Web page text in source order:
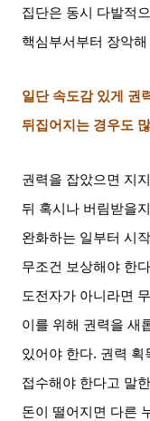
집단은 동시 다발적
핵심부서부터 장악
일단 속도감 있게 권
뒤집어지는 경우도 많
권력을 잡았으면 지
뒤 혹시나 버림받을
완화하는 일부터 시
무조건 보상해야 한다
도전자가 아니라면
이를 위해 권력을 새
있어야 한다. 권력 획
접수해야 한다고 말
돈이 떨어지면 다른